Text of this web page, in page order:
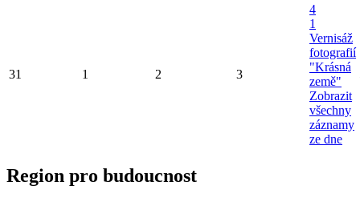
31 1 2 3
4
1
Vernisáž
fotografií
"Krásná
země"
Zobrazit
všechny
záznamy
ze dne
Region pro budoucnost